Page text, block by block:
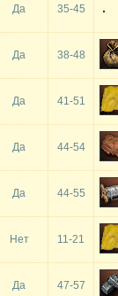
Да 35-45
Да 38-48
Да 41-51
Да 44-54
Да 44-55
Нет 11-21
Да 47-57